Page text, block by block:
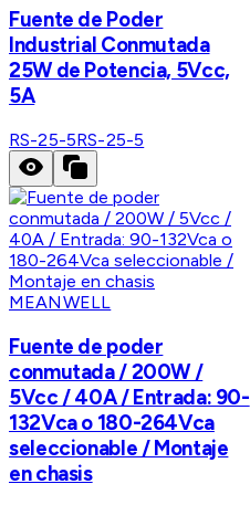
Fuente de Poder
Industrial Conmutada
25W de Potencia, 5Vcc,
5A
RS-25-5RS-25-5
MEANWELL
Fuente de poder
conmutada / 200W /
5Vcc / 40A / Entrada: 90-
132Vca o 180-264Vca
seleccionable / Montaje
en chasis